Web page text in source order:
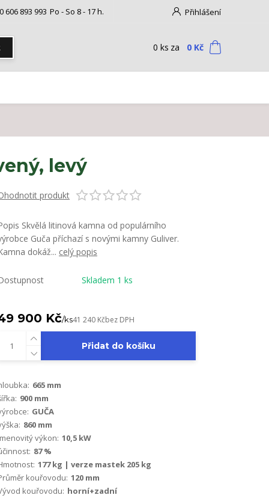
Přihlášení
606 893 993 Po - So 8 - 17 h.
0 ks za 0 Kč
levý
produkt
Skvělá litinová kamna od populárního
Guča příchazí s novými kamny Guliver.
dokáž... celý popis
Skladem 1 ks
900 Kč/ks41 240 Kčbez DPH
Přidat do košíku
665 mm
900 mm
GUČA
860 mm
výkon: 10,5 kW
87 %
177 kg | verze mastek 205 kg
kouřovodu: 120 mm
kouřovodu: horní+zadní